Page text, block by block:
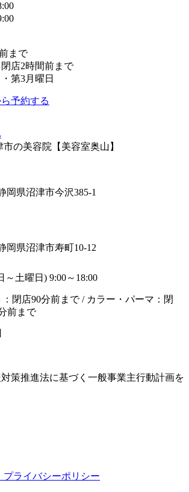
まで
店2時間前まで
第3月曜日
予約する
市の美容院【美容室奥山】
岡県沼津市今沢385-1
岡県沼津市寿町10-12
～土曜日) 9:00～18:00
：閉店90分前まで / カラー・パーマ：閉
前まで
プライバシーポリシー